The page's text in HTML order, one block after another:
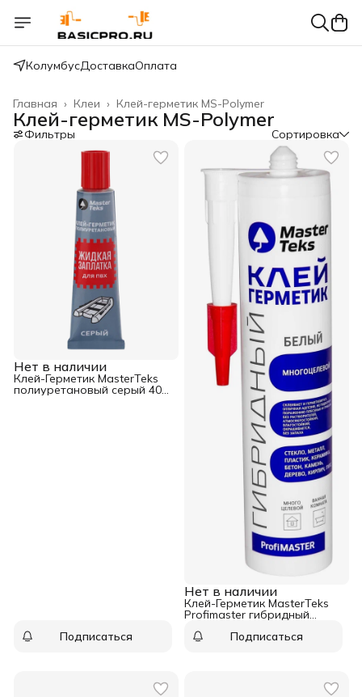
КолумбусДоставкаОплата
Клей-герметик MS-Polymer
Клеи ›
Главная ›
Клей-герметик MS-Polymer
Фильтры Сортировка
Нет в наличии
Клей-Герметик MasterTeks
полиуретановый серый 40
Подписаться
Нет в наличии
Клей-Герметик MasterTeks
Profimaster гибридный
Подписаться